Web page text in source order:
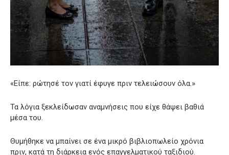
«Είπε: ρώτησέ τον γιατί έφυγε πριν τελειώσουν όλα.»
Τα λόγια ξεκλείδωσαν αναμνήσεις που είχε θάψει βαθιά
μέσα του.
Θυμήθηκε να μπαίνει σε ένα μικρό βιβλιοπωλείο χρόνια
πριν, κατά τη διάρκεια ενός επαγγελματικού ταξιδιού.